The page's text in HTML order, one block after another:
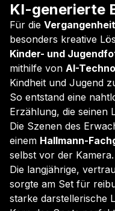
KI-generierte
Für die
besonders kreative
Kinder- und
mithilfe von AI-
Kindheit und Jugend
So entstand eine
Erzählung, die seinen
Die Szenen des
einem Hallmann-
selbst vor der Kamera.
Die langjährige,
sorgte am Set für
starke darstellerische